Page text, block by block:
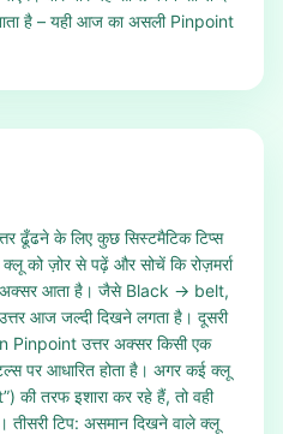
है – यही आज का असली Pinpoint
ढूँढने के लिए कुछ सिस्टमैटिक टिप्स
को ज़ोर से पढ़ें और सोचें कि रोज़मर्रा
अक्सर आता है। जैसे Black → belt,
आज जल्दी दिखने लगता है। दूसरी
Pinpoint उत्तर अक्सर किसी एक
पर आधारित होता है। अगर कई क्लू
की तरफ इशारा कर रहे हैं, तो वही
टिप: असमान दिखने वाले क्लू